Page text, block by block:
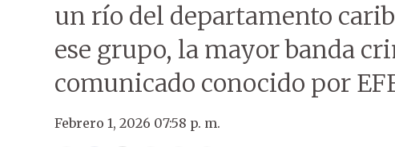
un río del departamento
ese grupo, la mayor banda
comunicado conocido por
Febrero 1, 2026 07:58 p. m.